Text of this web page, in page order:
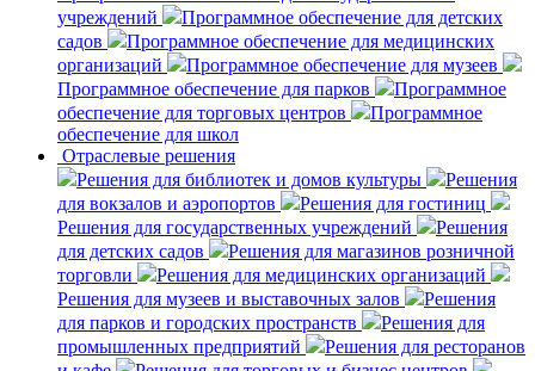
учреждений
Программное обеспечение для детских
садов
Программное обеспечение для медицинских
организаций
Программное обеспечение для музеев
Программное обеспечение для парков
Программное
обеспечение для торговых центров
Программное
обеспечение для школ
Отраслевые решения
Решения для библиотек и домов культуры
Решения
для вокзалов и аэропортов
Решения для гостиниц
Решения для государственных учреждений
Решения
для детских садов
Решения для магазинов розничной
торговли
Решения для медицинских организаций
Решения для музеев и выставочных залов
Решения
для парков и городских пространств
Решения для
промышленных предприятий
Решения для ресторанов